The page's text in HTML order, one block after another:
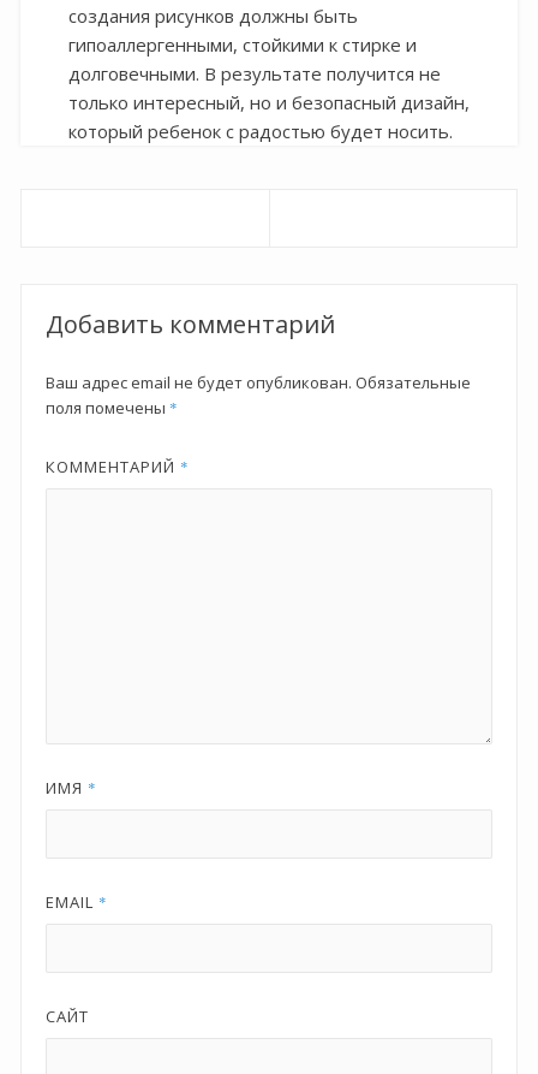
создания рисунков должны быть
гипоаллергенными, стойкими к стирке и
долговечными. В результате получится не
только интересный, но и безопасный дизайн,
который ребенок с радостью будет носить.
Добавить комментарий
Ваш адрес email не будет опубликован. Обязательные
поля помечены *
КОММЕНТАРИЙ *
ИМЯ *
EMAIL *
САЙТ